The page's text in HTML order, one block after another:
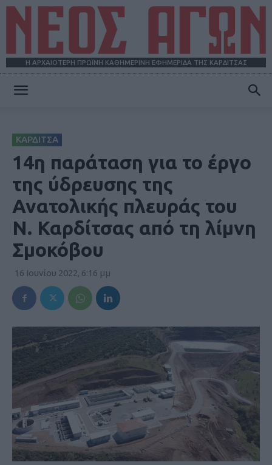
Η ΑΡΧΑΙΟΤΕΡΗ ΠΡΩΪΝΗ ΚΑΘΗΜΕΡΙΝΗ ΕΦΗΜΕΡΙΔΑ ΤΗΣ ΚΑΡΔΙΤΣΑΣ
ΚΑΡΔΙΤΣΑ
14η παράταση για το έργο
της ύδρευσης της
Ανατολικής πλευράς του
Ν. Καρδίτσας από τη λίμνη
Σμοκόβου
16 Ιουνίου 2022, 6:16 μμ